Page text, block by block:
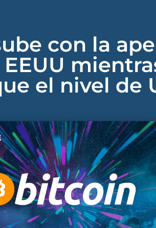
con la
el nivel de